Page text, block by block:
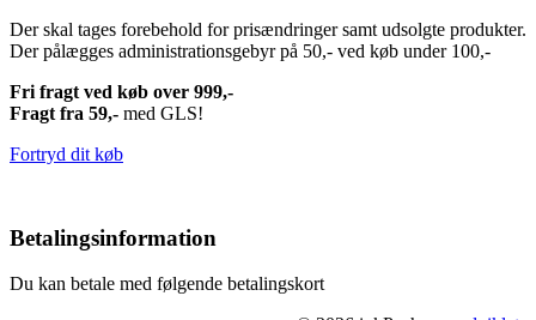
Der skal tages forebehold for prisændringer samt udsolgte produkter.
Der pålægges administrationsgebyr på 50,- ved køb under 100,-
Fri fragt ved køb over 999,-
Fragt fra 59,- med GLS!
Fortryd dit køb
Betalingsinformation
Du kan betale med følgende betalingskort